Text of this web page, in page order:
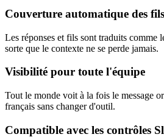
Couverture automatique des fils
Les réponses et fils sont traduits comme
sorte que le contexte ne se perde jamais.
Visibilité pour toute l'équipe
Tout le monde voit à la fois le message
français sans changer d'outil.
Compatible avec les contrôles